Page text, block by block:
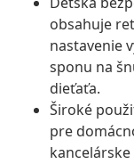
obsahuje
nastavenie
sponu na
dieťaťa.
Široké
pre